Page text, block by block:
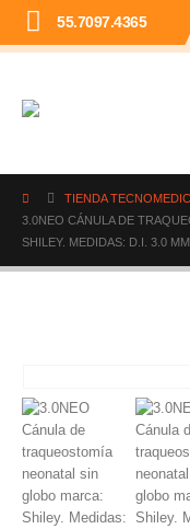
55.7097.4365
TIENDA
3.0NEO CÁNULA DE
SHILEY. MEDIDAS: D.I. 3.0